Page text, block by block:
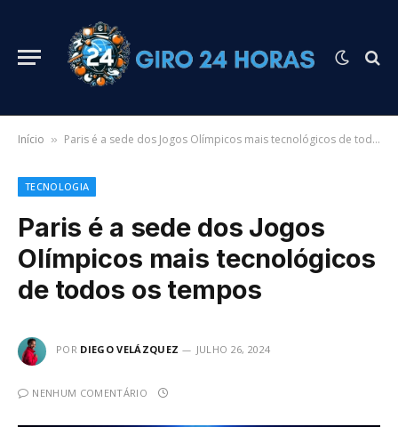
Início » Paris é a sede dos Jogos Olímpicos mais tecnológicos de todos os tempos
TECNOLOGIA
Paris é a sede dos Jogos
Olímpicos mais tecnológicos
de todos os tempos
POR DIEGO VELÁZQUEZ JULHO 26, 2024
NENHUM COMENTÁRIO